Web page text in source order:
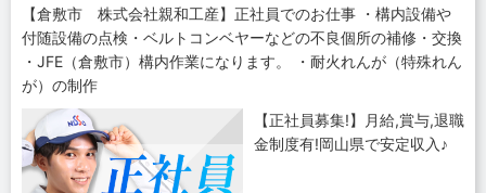
【倉敷市 株式会社親和工産】正社員でのお仕事 ・構内設備や
付随設備の点検・ベルトコンベヤーなどの不良個所の補修・交換
・JFE（倉敷市）構内作業になります。 ・耐火れんが（特殊れん
が）の制作
【正社員募集!】月給,賞与,退職
金制度有!岡山県で安定収入♪